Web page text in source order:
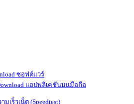
ซอฟต์แวร์
แอปพลิเคชันบนมือถือ
มเร็วเน็ต (Speedtest)